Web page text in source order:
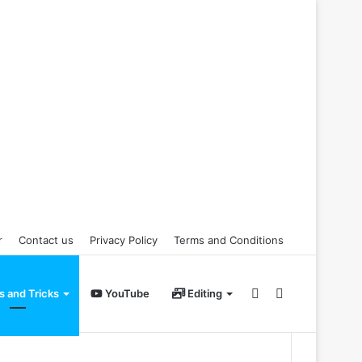
Contact us Privacy Policy Terms and Conditions
and Tricks YouTube Editing Random